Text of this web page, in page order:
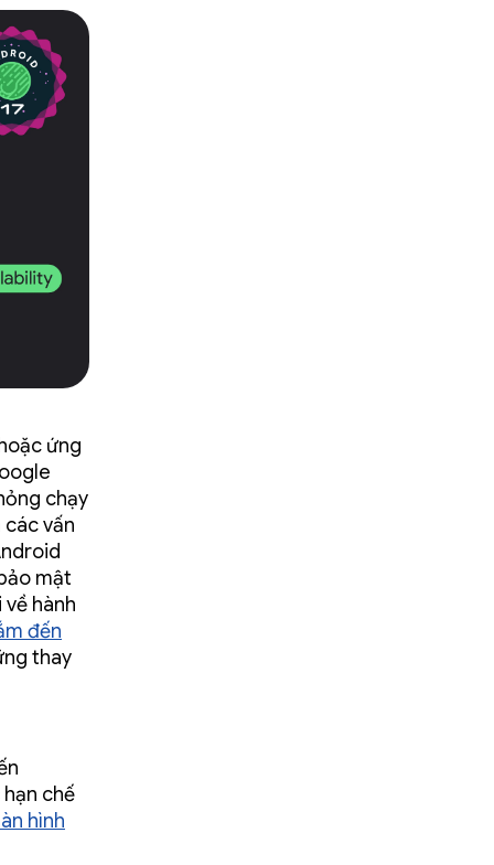
ứng
chạy
vấn
mật
hành
đến
thay
chế
hình